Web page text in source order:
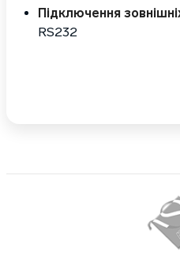
Підключення
RS232